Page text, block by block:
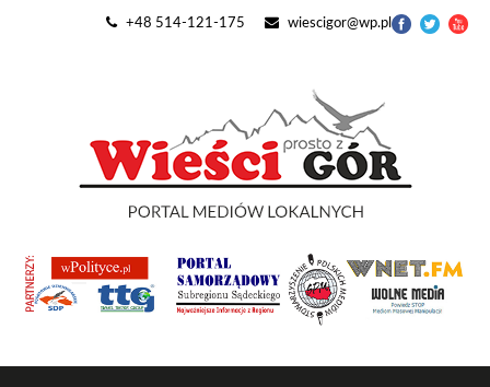
+48 514-121-175 wiescigor@wp.pl